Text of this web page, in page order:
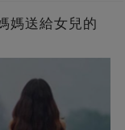
媽送給女兒的